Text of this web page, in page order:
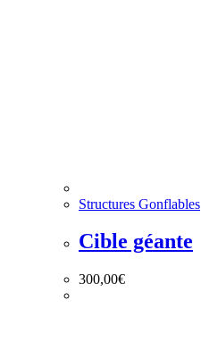
Structures Gonflables
Cible géante
300,00€